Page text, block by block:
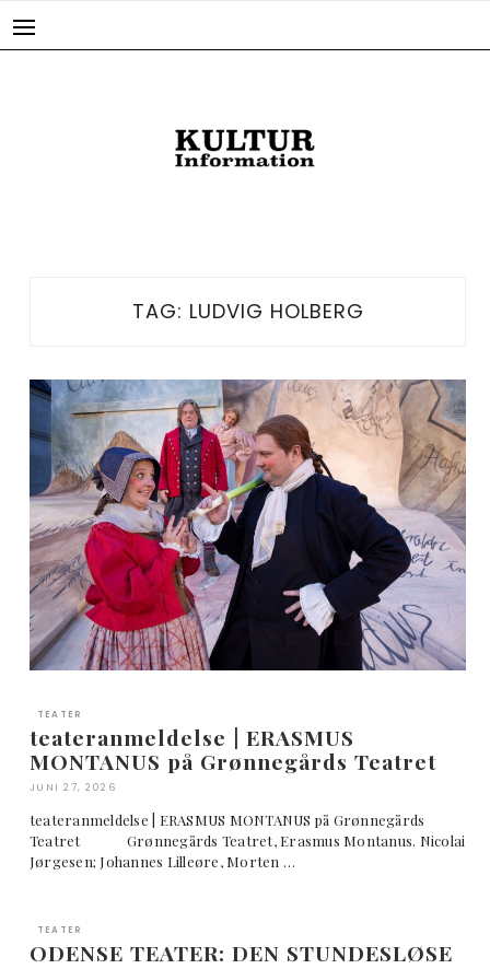
TAG: LUDVIG HOLBERG
TEATER
teateranmeldelse | ERASMUS
MONTANUS på Grønnegårds Teatret
JUNI 27, 2026
teateranmeldelse | ERASMUS MONTANUS på Grønnegårds
Teatret Grønnegårds Teatret, Erasmus Montanus. Nicolai
Jørgesen; Johannes Lilleøre, Morten …
TEATER
ODENSE TEATER: DEN STUNDESLØSE